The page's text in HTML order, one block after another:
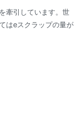
牽引しています。世
はeスクラップの量が